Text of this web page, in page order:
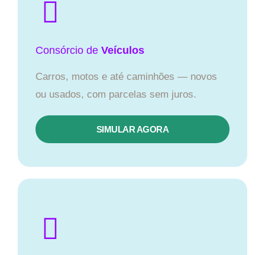
Consórcio de Veículos
Carros, motos e até caminhões — novos
ou usados, com parcelas sem juros.
SIMULAR AGORA